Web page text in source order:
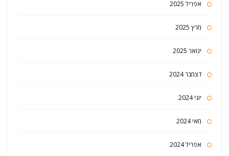
אפריל 2025
מרץ 2025
ינואר 2025
דצמבר 2024
יוני 2024
מאי 2024
אפריל 2024